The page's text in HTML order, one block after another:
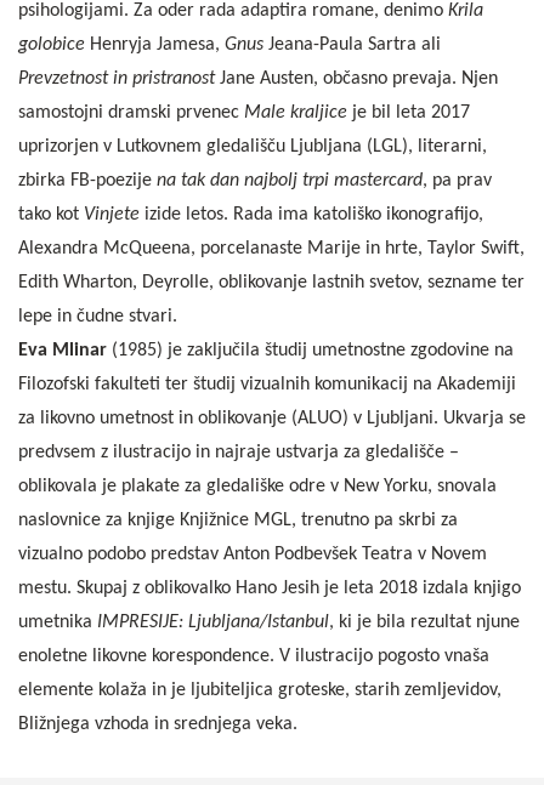
psihologijami. Za oder rada adaptira romane, denimo Krila
golobice Henryja Jamesa, Gnus Jeana-Paula Sartra ali
Prevzetnost in pristranostJane Austen, občasno prevaja. Njen
samostojni dramski prvenec Male kraljice je bil leta 2017
uprizorjen v Lutkovnem gledališču Ljubljana (LGL), literarni,
zbirka FB-poezije na tak dan najbolj trpi mastercard, pa prav
tako kot Vinjete izide letos. Rada ima katoliško ikonografijo,
Alexandra McQueena, porcelanaste Marije in hrte, Taylor Swift,
Edith Wharton, Deyrolle, oblikovanje lastnih svetov, sezname ter
lepe in čudne stvari.
Eva Mlinar (1985) je zaključila študij umetnostne zgodovine na
Filozofski fakulteti ter študij vizualnih komunikacij na Akademiji
za likovno umetnost in oblikovanje (ALUO) v Ljubljani. Ukvarja se
predvsem z ilustracijo in najraje ustvarja za gledališče –
oblikovala je plakate za gledališke odre v New Yorku, snovala
naslovnice za knjige Knjižnice MGL, trenutno pa skrbi za
vizualno podobo predstav Anton Podbevšek Teatra v Novem
mestu. Skupaj z oblikovalko Hano Jesih je leta 2018 izdala knjigo
umetnika IMPRESIJE: Ljubljana/Istanbul, ki je bila rezultat njune
enoletne likovne korespondence. V ilustracijo pogosto vnaša
elemente kolaža in je ljubiteljica groteske, starih zemljevidov,
Bližnjega vzhoda in srednjega veka.